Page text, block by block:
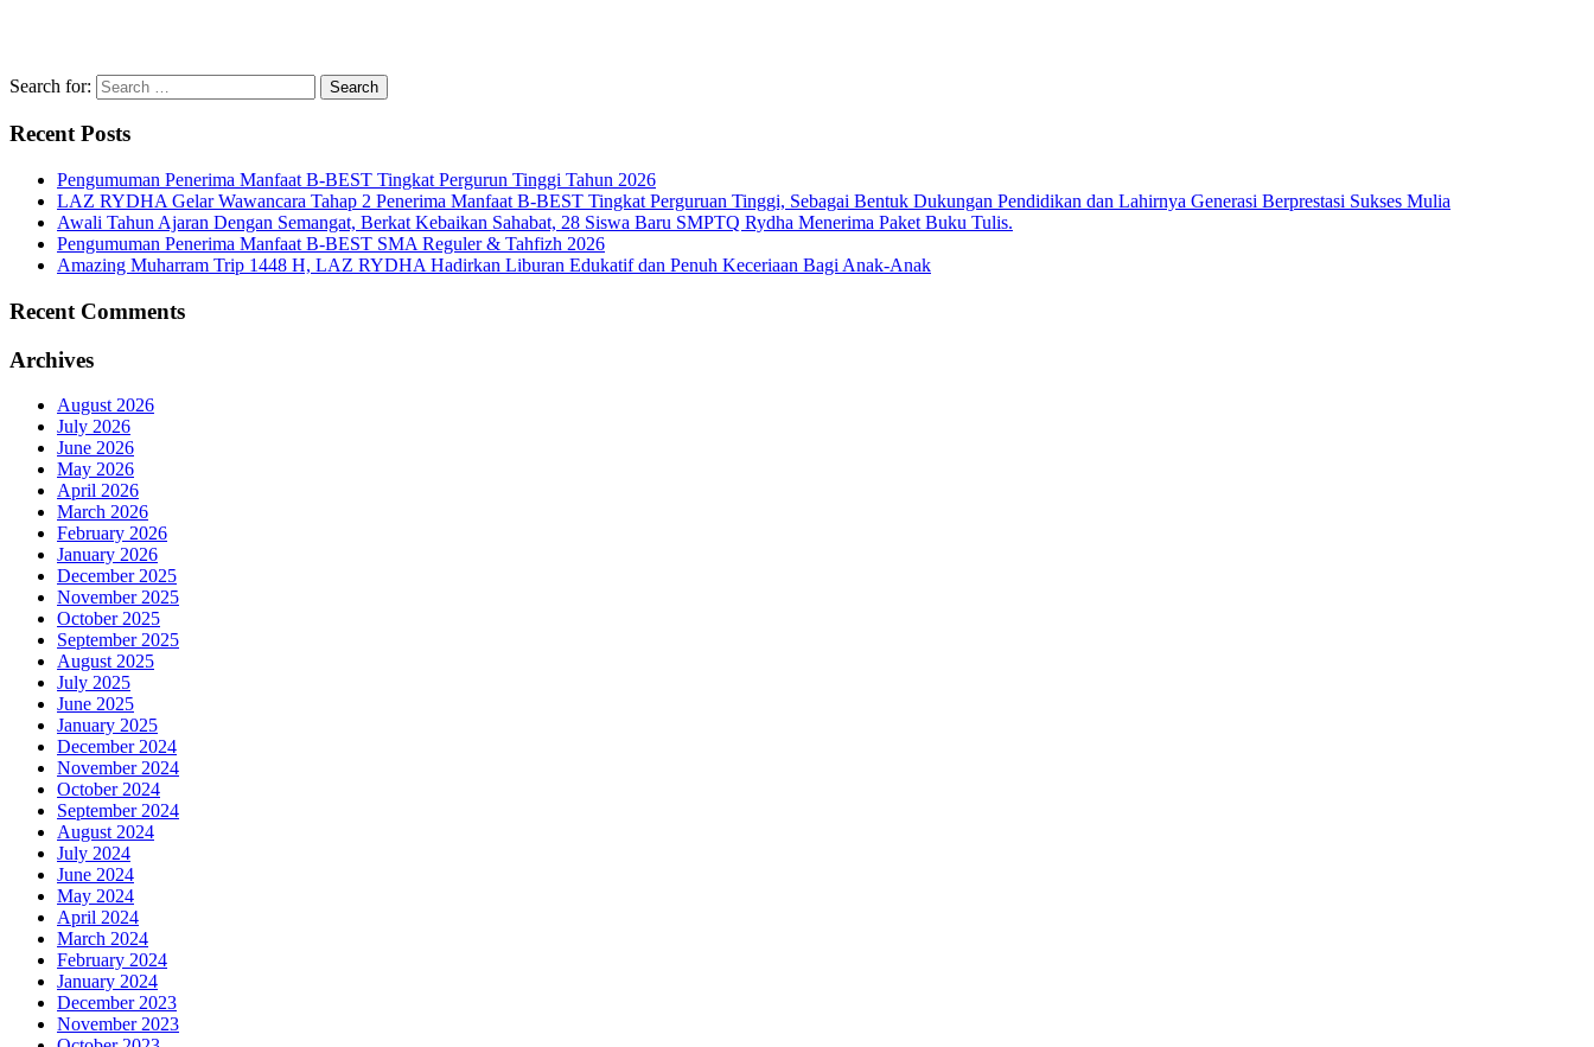
Search for:
Recent Posts
Pengumuman Penerima Manfaat B-BEST Tingkat Pergurun Tinggi Tahun 2026
LAZ RYDHA Gelar Wawancara Tahap 2 Penerima Manfaat B-BEST Tingkat Perguruan Tinggi, Sebagai Bentuk Dukungan Pendidikan dan Lahirnya Generasi Berprestasi Sukses Mulia
Awali Tahun Ajaran Dengan Semangat, Berkat Kebaikan Sahabat, 28 Siswa Baru SMPTQ Rydha Menerima Paket Buku Tulis.
Pengumuman Penerima Manfaat B-BEST SMA Reguler & Tahfizh 2026
Amazing Muharram Trip 1448 H, LAZ RYDHA Hadirkan Liburan Edukatif dan Penuh Keceriaan Bagi Anak-Anak
Recent Comments
Archives
August 2026
July 2026
June 2026
May 2026
April 2026
March 2026
February 2026
January 2026
December 2025
November 2025
October 2025
September 2025
August 2025
July 2025
June 2025
January 2025
December 2024
November 2024
October 2024
September 2024
August 2024
July 2024
June 2024
May 2024
April 2024
March 2024
February 2024
January 2024
December 2023
November 2023